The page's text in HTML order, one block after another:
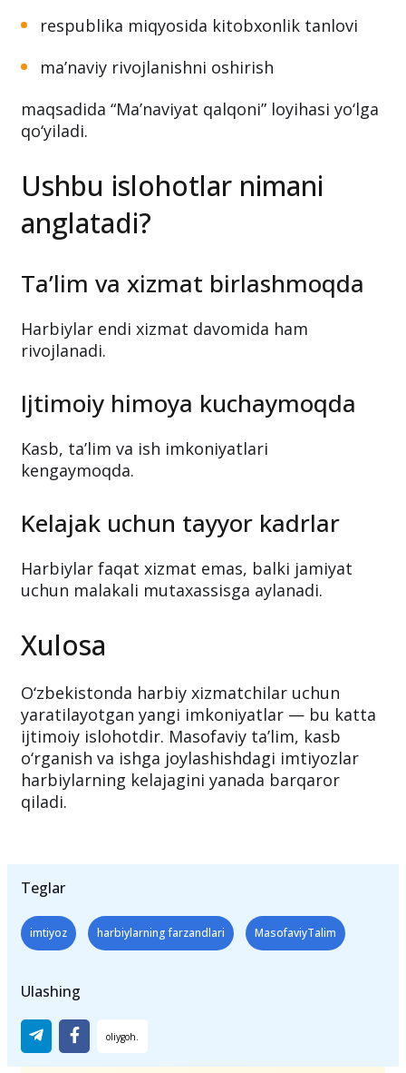
respublika miqyosida kitobxonlik tanlovi
ma’naviy rivojlanishni oshirish
maqsadida “Ma’naviyat qalqoni” loyihasi yo‘lga
qo‘yiladi.
Ushbu islohotlar nimani
anglatadi?
Ta’lim va xizmat birlashmoqda
Harbiylar endi xizmat davomida ham
rivojlanadi.
Ijtimoiy himoya kuchaymoqda
Kasb, ta’lim va ish imkoniyatlari
kengaymoqda.
Kelajak uchun tayyor kadrlar
Harbiylar faqat xizmat emas, balki jamiyat
uchun malakali mutaxassisga aylanadi.
Xulosa
O‘zbekistonda harbiy xizmatchilar uchun
yaratilayotgan yangi imkoniyatlar — bu katta
ijtimoiy islohotdir. Masofaviy ta’lim, kasb
o‘rganish va ishga joylashishdagi imtiyozlar
harbiylarning kelajagini yanada barqaror
qiladi.
Teglar
imtiyoz harbiylarning farzandlari MasofaviyTalim
Ulashing